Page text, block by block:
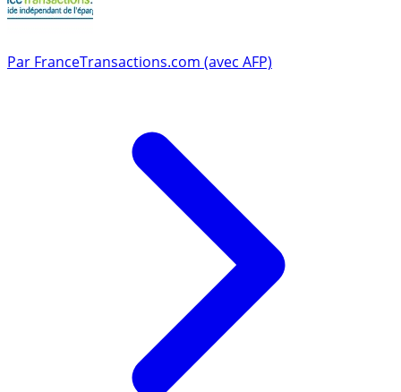
Par FranceTransactions.com (avec AFP)